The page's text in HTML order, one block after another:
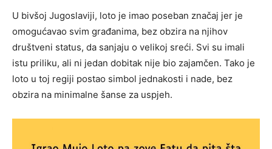
U bivšoj Jugoslaviji, loto je imao poseban značaj jer je
omogućavao svim građanima, bez obzira na njihov
društveni status, da sanjaju o velikoj sreći. Svi su imali
istu priliku, ali ni jedan dobitak nije bio zajamčen. Tako je
loto u toj regiji postao simbol jednakosti i nade, bez
obzira na minimalne šanse za uspjeh.